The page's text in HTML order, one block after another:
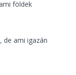
földek
de ami igazán